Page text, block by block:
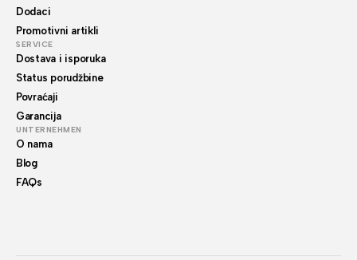
Dodaci
Promotivni artikli
SERVICE
Dostava i isporuka
Status porudžbine
Povraćaji
Garancija
UNTERNEHMEN
O nama
Blog
FAQs